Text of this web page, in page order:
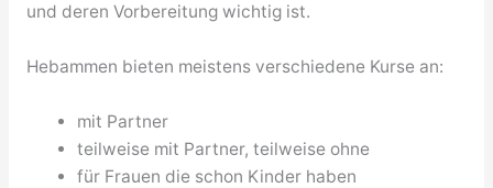
und deren Vorbereitung wichtig ist.
Hebammen bieten meistens verschiedene Kurse an:
mit Partner
teilweise mit Partner, teilweise ohne
für Frauen die schon Kinder haben